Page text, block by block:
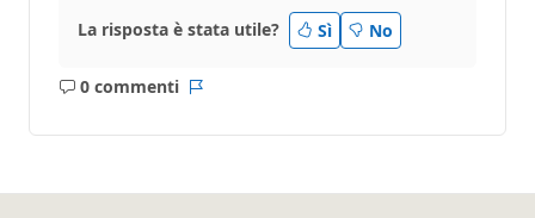
La risposta è stata utile? Sì No
0 commenti
Nessun